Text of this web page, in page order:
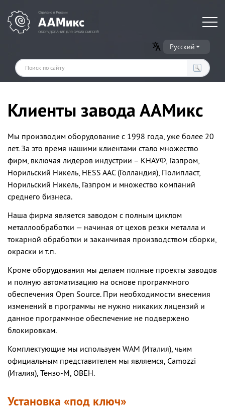
Оборудование для производства сухих строительных смесей
Русский
Клиенты завода ААМикс
Мы производим оборудование с 1998 года, уже более 20
лет. За это время нашими клиентами стало множество
фирм, включая лидеров индустрии – КНАУФ, Газпром,
Норильский Никель, HESS AAC (Голландия), Полипласт,
Норильский Никель, Газпром и множество компаний
среднего бизнеса.
Наша фирма является заводом с полным циклом
металлообработки — начиная от цехов резки металла и
токарной обработки и заканчивая производством сборки,
окраски и т.п.
Кроме оборудования мы делаем полные проекты заводов
и полную автоматизацию на основе программного
обеспечения Open Source. При необходимости внесения
изменений в программы не нужно никаких лицензий и
данное программное обеспечение не подвержено
блокировкам.
Комплектующие мы используем WAM (Италия), чьим
официальным представителем мы являемся, Camozzi
(Италия), Тензо-М, ОВЕН.
Установка «под ключ»